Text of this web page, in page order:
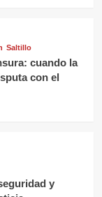
Saltillo
cuando la
con el
y